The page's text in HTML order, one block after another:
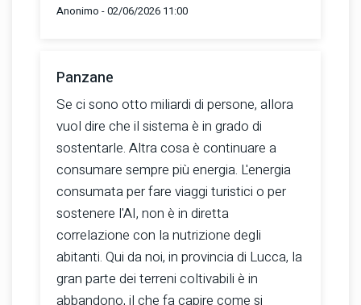
Anonimo - 02/06/2026 11:00
Panzane
Se ci sono otto miliardi di persone, allora
vuol dire che il sistema è in grado di
sostentarle. Altra cosa è continuare a
consumare sempre più energia. L'energia
consumata per fare viaggi turistici o per
sostenere l'AI, non è in diretta
correlazione con la nutrizione degli
abitanti. Qui da noi, in provincia di Lucca, la
gran parte dei terreni coltivabili è in
abbandono, il che fa capire come si